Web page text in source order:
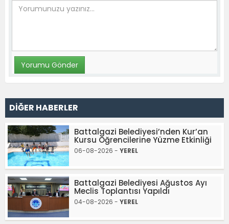
DİĞER HABERLER
Battalgazi Belediyesi’nden Kur’an
Kursu Öğrencilerine Yüzme Etkinliği
06-08-2026 - YEREL
Battalgazi Belediyesi Ağustos Ayı
Meclis Toplantısı Yapıldı
04-08-2026 - YEREL